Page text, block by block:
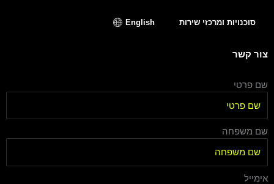
סוכנויות ומרכזי שירות English
צור קשר
שם פרטי
שם משפחה
אימייל